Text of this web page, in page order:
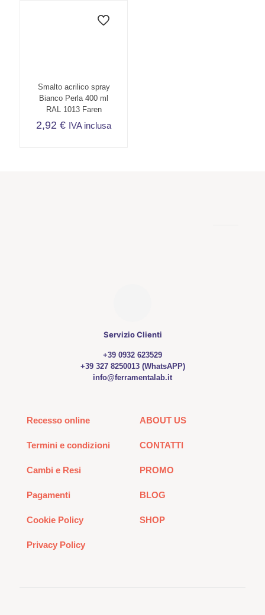
Smalto acrilico spray
Bianco Perla 400 ml
RAL 1013 Faren
2,92€ IVA inclusa
Servizio Clienti
+39 0932 623529
+39 327 8250013 (WhatsAPP)
info@ferramentalab.it
Recesso online
Termini e condizioni
Cambi e Resi
Pagamenti
Cookie Policy
Privacy Policy
ABOUT US
CONTATTI
PROMO
BLOG
SHOP